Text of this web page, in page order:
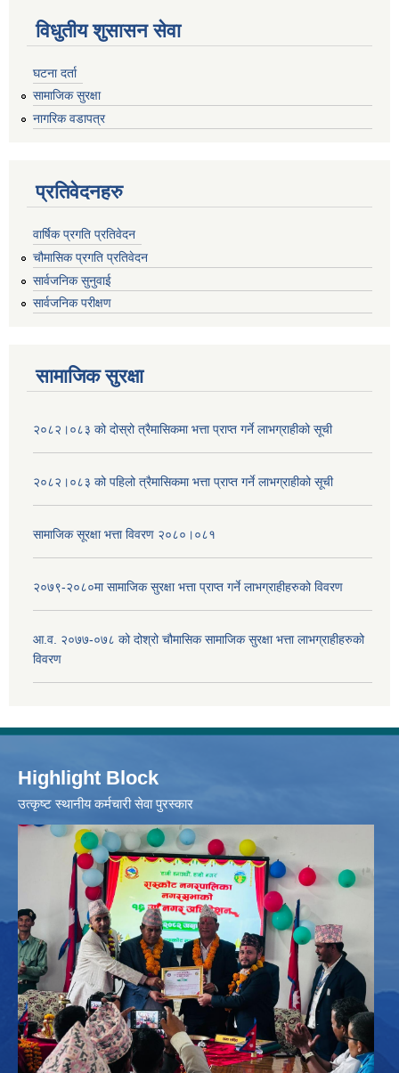
विधुतीय शुसासन सेवा
घटना दर्ता
सामाजिक सुरक्षा
नागरिक वडापत्र
प्रतिवेदनहरु
वार्षिक प्रगति प्रतिवेदन
चौमासिक प्रगति प्रतिवेदन
सार्वजनिक सुनुवाई
सार्वजनिक परीक्षण
सामाजिक सुरक्षा
२०८२।०८३ को दोस्रो त्रैमासिकमा भत्ता प्राप्‍त गर्ने लाभग्राहीको सूची
२०८२।०८३ को पहिलो त्रैमासिकमा भत्ता प्राप्‍त गर्ने लाभग्राहीको सूची
सामाजिक सूरक्षा भत्ता विवरण २०८०।०८१
२०७९-२०८०मा सामाजिक सुरक्षा भत्ता प्राप्त गर्ने लाभग्राहीहरुको विवरण
आ.व. २०७७-०७८ को दोश्रो चौमासिक सामाजिक सुरक्षा भत्ता लाभग्राहीहरुको
विवरण
Highlight Block
उत्‍कृष्ट स्थानीय कर्मचारी सेवा पुरस्कार